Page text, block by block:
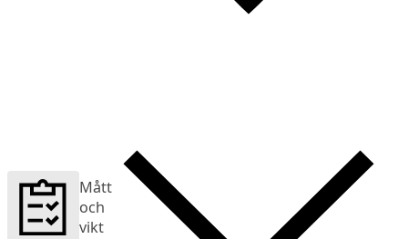
Mått
och
vikt